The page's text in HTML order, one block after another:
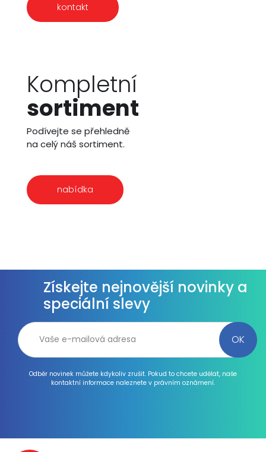
kontakt
Kompletní
sortiment
Podívejte se přehledně
na celý náš sortiment.
nabídka
Získejte nejnovější novinky a
speciální slevy
Odběr novinek můžete kdykoliv zrušit. Pokud to chcete udělat, naše
kontaktní informace naleznete v právním oznámení.